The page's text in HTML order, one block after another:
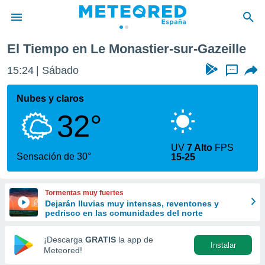
de
por
que se
calidad.
a este
las
y
forma
digital
basada
El Tiempo en Le Monastier-sur-Gazeille
15:24 Sábado ...
Nubes y claros
32°
Sensación de 30°
UV7 Alto FPS
15-25
Tormentas muy fuertes
Dejarán lluvias muy intensas, reventones y
pedrisco en las comunidades del norte
¡Descarga GRATIS la app de
Meteored!
Instalar